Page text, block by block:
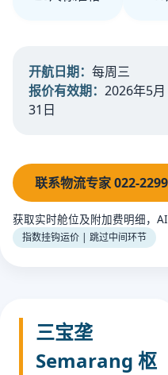
开航日期： 每周三
报价有效期： 2026年5月
31日
联系物流专家 022-
获取实时舱位及附加费明细，
指数挂钩运价 | 跳过中间环节
三宝垄
Semarang 枢